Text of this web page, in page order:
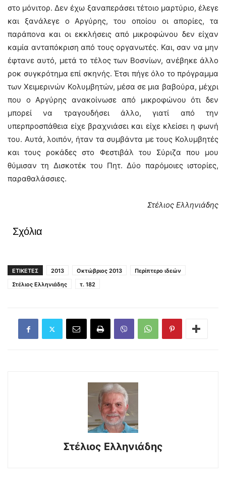
στο μόνιτορ. Δεν έχω ξαναπεράσει τέτοιο μαρτύριο, έλεγε
και ξανάλεγε ο Αργύρης, του οποίου οι απορίες, τα
παράπονα και οι εκκλήσεις από μικροφώνου δεν είχαν
καμία ανταπόκριση από τους οργανωτές. Και, σαν να μην
έφτανε αυτό, μετά το τέλος των Βοσνίων, ανέβηκε άλλο
ροκ συγκρότημα επί σκηνής. Έτσι πήγε όλο το πρόγραμμα
των Χειμερινών Κολυμβητών, μέσα σε μια βαβούρα, μέχρι
που ο Αργύρης ανακοίνωσε από μικροφώνου ότι δεν
μπορεί να τραγουδήσει άλλο, γιατί από την
υπερπροσπάθεια είχε βραχνιάσει και είχε κλείσει η φωνή
του. Αυτά, λοιπόν, ήταν τα συμβάντα με τους Κολυμβητές
και τους ροκάδες στο Φεστιβάλ του Σύριζα που μου
θύμισαν τη Δισκοτέκ του Πητ. Δύο παρόμοιες ιστορίες,
παραθαλάσσιες.
Στέλιος Ελληνιάδης
Σχόλια
ΕΤΙΚΕΤΕΣ 2013 Οκτώβριος 2013
Περίπτερο ιδεών
Στέλιος Ελληνιάδης
τ. 182
Στέλιος Ελληνιάδης